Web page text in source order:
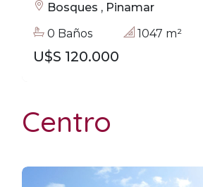
Bosques , Pinamar
0 Baños
1047 m²
U$S 120.000
Centro